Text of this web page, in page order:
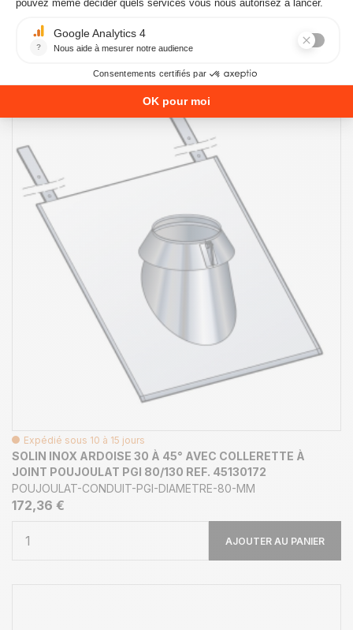
POUJOULAT-CONDUIT-PGI-DIAMETRE-80-MM
146,23 €
Expédié sous 10 à 15 jours
SOLIN INOX ARDOISE 30 À 45° AVEC COLLERETTE À
JOINT POUJOULAT PGI 80/130 REF. 45130172
POUJOULAT-CONDUIT-PGI-DIAMETRE-80-MM
172,36 €
AJOUTER AU PANIER